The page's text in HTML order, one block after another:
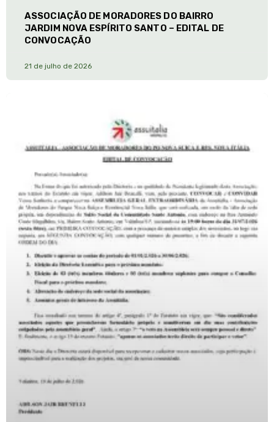
ASSOCIAÇÃO DE MORADORES DO BAIRRO
JARDIM NOVA ESPÍRITO SANTO – EDITAL DE
CONVOCAÇÃO
21 de julho de 2026